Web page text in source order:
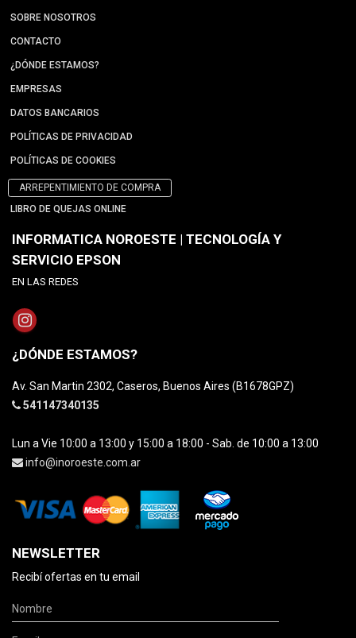
SOBRE NOSOTROS
CONTACTO
¿DÓNDE ESTAMOS?
EMPRESAS
DATOS BANCARIOS
POLÍTICAS DE PRIVACIDAD
POLÍTICAS DE COOKIES
ARREPENTIMIENTO DE COMPRA
LIBRO DE QUEJAS ONLINE
INFORMATICA NOROESTE | TECNOLOGÍA Y
SERVICIO EPSON
EN LAS REDES
¿DÓNDE ESTAMOS?
Av. San Martin 2302, Caseros, Buenos Aires (B1678GPZ)
541147340135
Lun a Vie 10:00 a 13:00 y 15:00 a 18:00 - Sab. de 10:00 a 13:00
info@inoroeste.com.ar
NEWSLETTER
Recibí ofertas en tu email